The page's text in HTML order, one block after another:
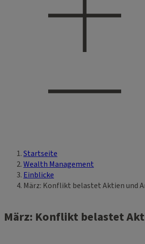
Sie sind hier
Startseite
Wealth Management
Einblicke
März: Konflikt belastet Aktien und
März: Konflikt belastet